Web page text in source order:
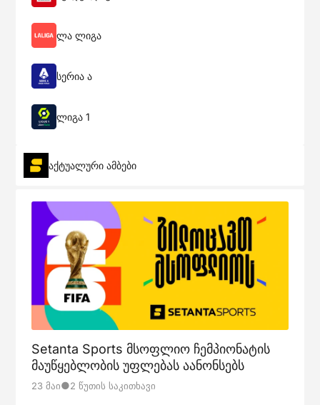
ლა ლიგა
სერია ა
ლიგა 1
აქტუალური ამბები
Setanta Sports მსოფლიო ჩემპიონატის
მაუწყებლობის უფლებას აანონსებს
23 Მაი●2 Წუთის Საკითხავი